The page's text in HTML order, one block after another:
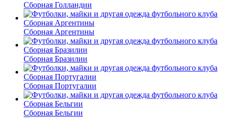
Сборная Голландии
Сборная Аргентины
Сборная Бразилии
Сборная Португалии
Сборная Бельгии